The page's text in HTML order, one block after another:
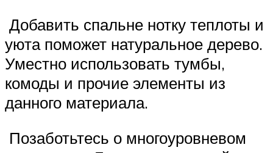
Добавить спальне нотку теплоты и
уюта поможет натуральное дерево.
Уместно использовать тумбы,
комоды и прочие элементы из
данного материала.
Позаботьтесь о многоуровневом